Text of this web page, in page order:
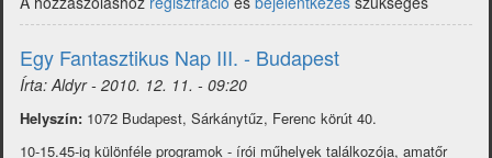
őrületes
pályázat
(Agave))
Egy Fantasztikus Nap III. - Budapest
Írta:Aldyr- 2010. 12. 11. - 09:20
Helyszín: 1072 Budapest, Sárkánytűz, Ferenc körút 40.
10-15.45-ig különféle programok - írói műhelyek találkozója, amatőr